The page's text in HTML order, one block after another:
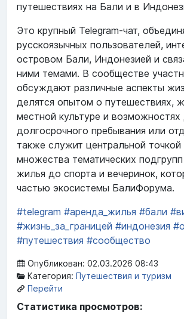
путешествиях на Бали и в
Это крупный Telegram-чат,
русскоязычных пользователей,
островом Бали, Индонезией и
ними темами. В сообществе
обсуждают различные аспекты
делятся опытом о путешествиях,
местной культуре и возможностях
долгосрочного пребывания или
также служит центральной точкой
множества тематических
жилья до спорта и вечеринок,
частью экосистемы БалиФорума.
#telegram #аренда_жилья #бали
#жизнь_за_границей #индонезия
#путешествия #сообщество
Опубликован: 02.03.2026 08:43
Категория: Путешествия и туризм
Перейти
Статистика просмотров: